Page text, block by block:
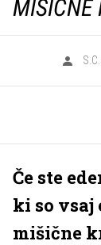
MIŠIČNE
S.C.
Če ste
ki so
mišične